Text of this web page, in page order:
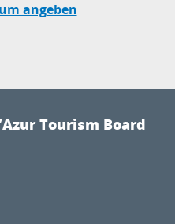
angeben
Tourism Board